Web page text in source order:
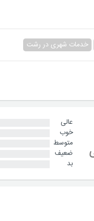
خدمات شهری در رشت
عالی
خوب
متوسط
ضعیف
بد